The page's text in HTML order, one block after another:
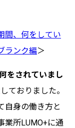
間、何をしてい
ランク編＞
をされていまし
ておりました。
自身の働き方と
業所LUMO+に通